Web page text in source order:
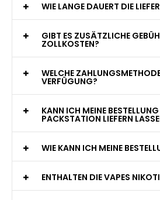
WIE LANGE DAUERT DIE
GIBT ES ZUSÄTZLICHE
ZOLLKOSTEN?
WELCHE
VERFÜGUNG?
KANN ICH MEINE
PACKSTATION LIEFERN
WIE KANN ICH MEINE
ENTHALTEN DIE VAPES